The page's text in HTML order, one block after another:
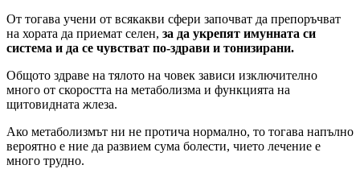
От тогава учени от всякакви сфери започват да препоръчват
на хората да приемат селен, за да укрепят имунната си
система и да се чувстват по-здрави и тонизирани.
Общото здраве на тялото на човек зависи изключително
много от скоростта на метаболизма и функцията на
щитовидната жлеза.
Ако метаболизмът ни не протича нормално, то тогава напълно
вероятно е ние да развием сума болести, чието лечение е
много трудно.